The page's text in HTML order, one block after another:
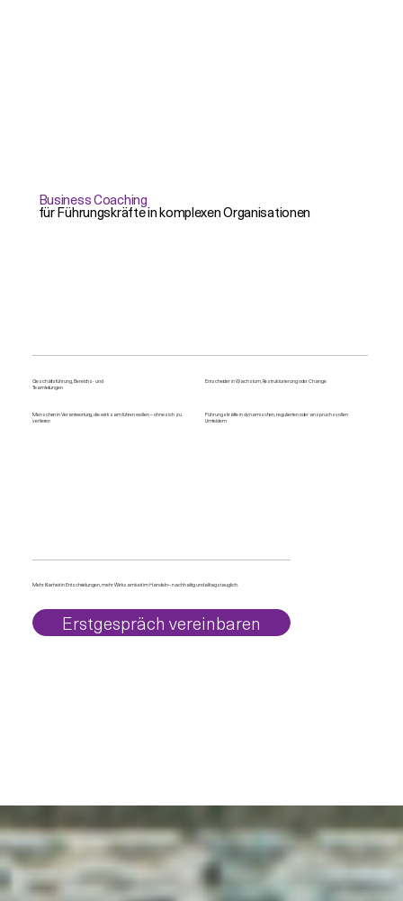
Business Coaching
für Führungskräfte in komplexen Organisationen
Geschäftsführung, Bereichs- und
Teamleitungen
Entscheider in Wachstum, Restrukturierung oder Change
Menschen in Verantwortung, die wirksam führen wollen – ohne sich zu
verlieren
Führungskräfte in dynamischen, regulierten oder anspruchsvollen
Umfeldern
Mehr Klarheit in Entscheidungen, mehr Wirksamkeit im Handeln – nachhaltig und alltagstauglich.
Erstgespräch vereinbaren